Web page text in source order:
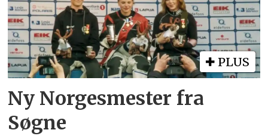
PLUS
Ny Norgesmester fra
Søgne